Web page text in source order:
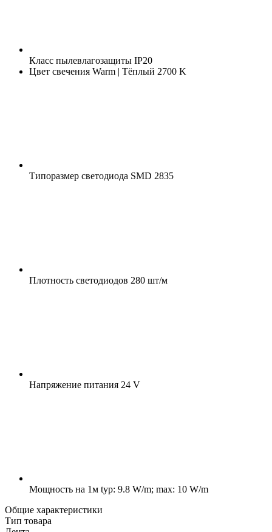
Класс пылевлагозащиты IP20
Цвет свечения Warm | Тёплый 2700 K
Типоразмер светодиода SMD 2835
Плотность светодиодов 280 шт/м
Напряжение питания 24 V
Мощность на 1м typ: 9.8 W/m; max: 10 W/m
Общие характеристики
Тип товара